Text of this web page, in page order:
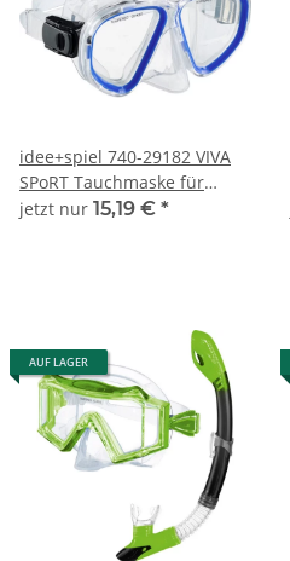
idee+spiel 740-29182 VIVA
SPoRT Tauchmaske für
Erwachsene, farblich
jetzt nur 15,19 € *
AUF LAGER